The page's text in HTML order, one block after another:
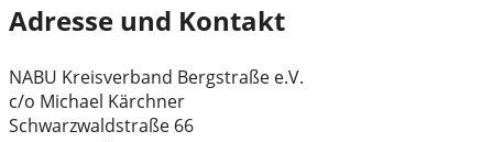
Adresse und Kontakt
NABU Kreisverband Bergstraße e.V.
c/o Michael Kärchner
Schwarzwaldstraße 66